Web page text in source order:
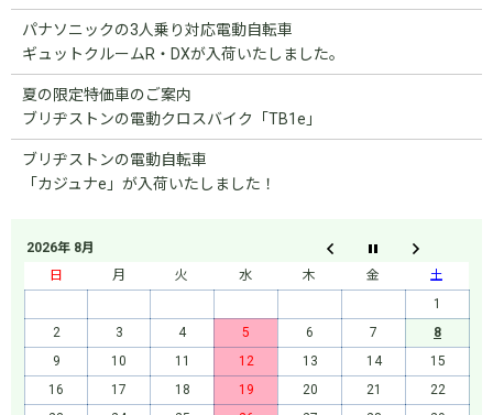
パナソニックの3人乗り対応電動自転車
ギュットクルームR・DXが入荷いたしました。
夏の限定特価車のご案内
ブリヂストンの電動クロスバイク「TB1e」
ブリヂストンの電動自転車
「カジュナe」が入荷いたしました！
2026年 8月
日
月 火 水 木 金
土
1
2
3 4 5 6 7
8
9
10 11 12 13 14
15
16
17 18 19 20 21
22